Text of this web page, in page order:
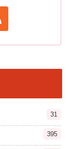
31
395